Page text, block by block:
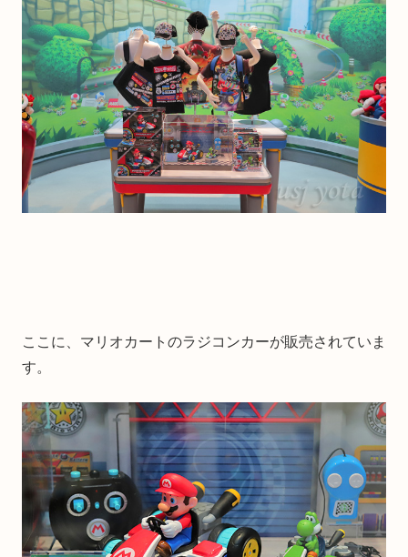
ここに、マリオカートのラジコンカーが販売されていま
す。